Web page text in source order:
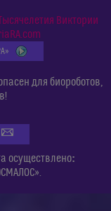
Виктории
для биороботов,
осуществлено: